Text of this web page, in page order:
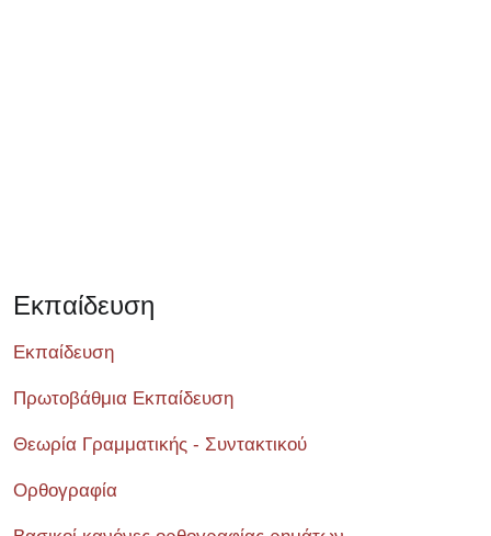
Εκπαίδευση
Εκπαίδευση
Πρωτοβάθμια Εκπαίδευση
Θεωρία Γραμματικής - Συντακτικού
Ορθογραφία